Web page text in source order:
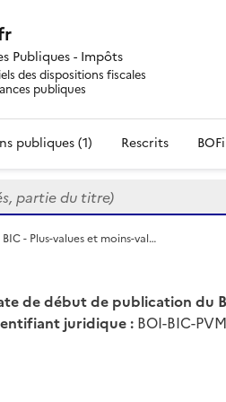
Publiques - Impôts
des dispositions fiscales
publiques
publiques (1) Rescrits
du titre)
BIC - Plus-values et moins-val…
de début de publication du
juridique : BOI-BIC-